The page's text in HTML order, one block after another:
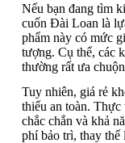
Nếu bạn đang tìm
cuốn Đài Loan là
phẩm này có mức
tượng. Cụ thể, các
thường rất ưa
Tuy nhiên, giá rẻ
thiếu an toàn.
chắc chắn và khả
phí bảo trì, thay thế